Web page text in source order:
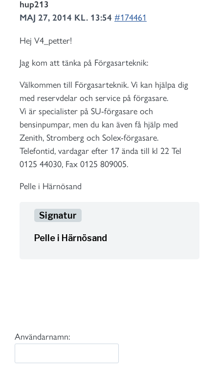
hup213
MAJ 27, 2014 KL. 13:54 #174461
Hej V4_petter!
Jag kom att tänka på Förgasarteknik:
Välkommen till Förgasarteknik. Vi kan hjälpa dig
med reservdelar och service på förgasare.
Vi är specialister på SU-förgasare och
bensinpumpar, men du kan även få hjälp med
Zenith, Stromberg och Solex-förgasare.
Telefontid, vardagar efter 17 ända till kl 22 Tel
0125 44030, Fax 0125 809005.
Pelle i Härnösand
Pelle i Härnösand
Användarnamn: